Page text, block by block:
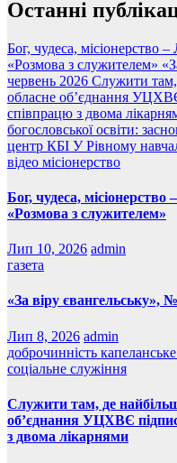
Останні
Бог, чудеса, місіонерство
«Розмова з служителем»
червень 2026 Служити там,
обласне об’єднання
співпрацю з двома
богословської освіти:
центр КБІ У Рівному
відео місіонерство
Бог, чудеса,
«Розмова з служителем»
Лип 10, 2026 admin
газета
«За віру євангельську»,
Лип 8, 2026 admin
доброчинність
соціальне служіння
Служити там, де
об’єднання УЦХВЄ
з двома лікарнями